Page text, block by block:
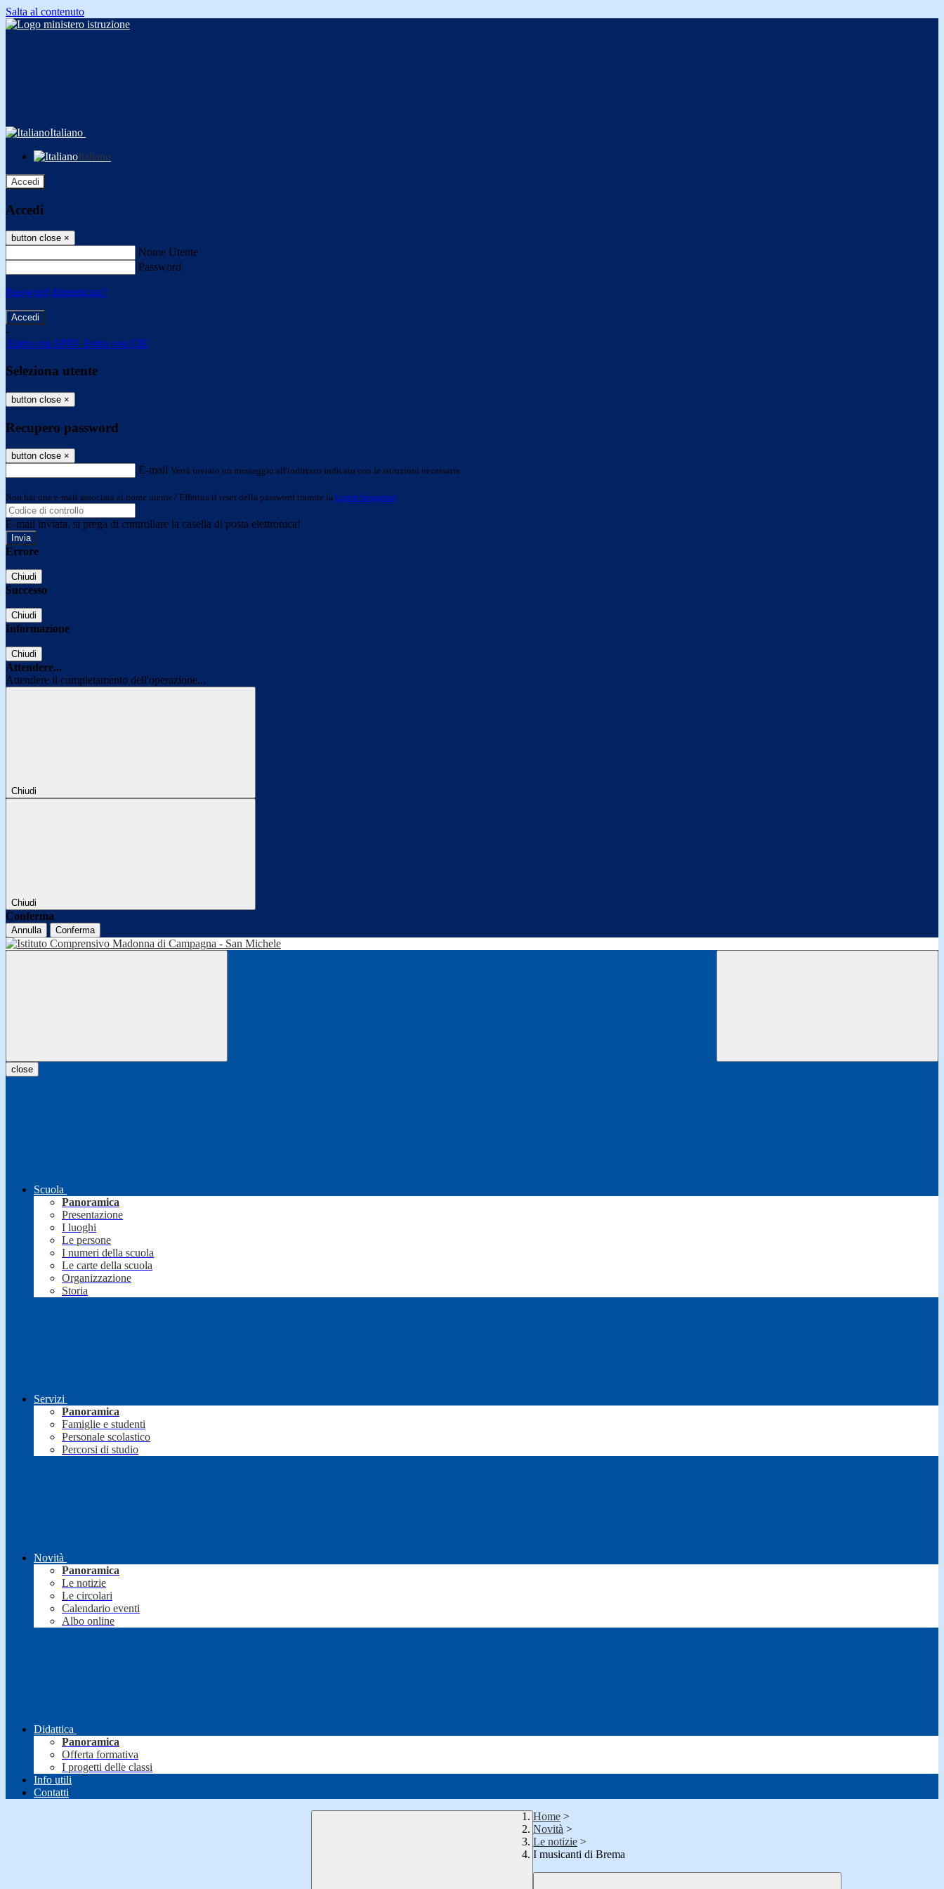
Salta al contenuto
Italiano
Italiano
Accedi
Accedi
button close ×
Nome Utente
Password
Password dimenticata?
-
Entra con SPID Entra con CIE
Seleziona utente
button close ×
Recupero password
button close ×
E-mail Verrà inviato un messaggio all'indirizzo indicato con le istruzioni necessarie.
Non hai una e-mail associata al nome utente? Effettua il reset della password tramite la Login Spaggiari
E-mail inviata, si prega di controllare la casella di posta elettronica!
Errore
Chiudi
Successo
Chiudi
Informazione
Chiudi
Attendere...
Attendere il completamento dell'operazione...
Chiudi
Chiudi
Conferma
Annulla Conferma
close
Scuola
Panoramica
Presentazione
I luoghi
Le persone
I numeri della scuola
Le carte della scuola
Organizzazione
Storia
Servizi
Panoramica
Famiglie e studenti
Personale scolastico
Percorsi di studio
Novità
Panoramica
Le notizie
Le circolari
Calendario eventi
Albo online
Didattica
Panoramica
Offerta formativa
I progetti delle classi
Info utili
Contatti
Home >
Novità >
Le notizie >
I musicanti di Brema